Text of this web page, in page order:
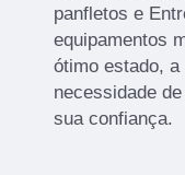
panfletos e
equipamentos
ótimo estado,
necessidade
sua confiança.